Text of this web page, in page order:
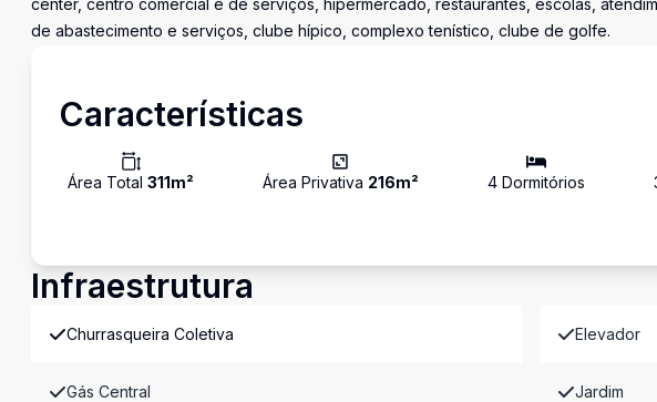
center, centro comercial e de serviços, hipermercado, restaurantes, escolas,
de abastecimento e serviços, clube hípico, complexo tenístico, clube de golfe.
Características
Área Total 311m² Área Privativa 216m² 4Dormitórios
Infraestrutura
Churrasqueira Coletiva Elevador
Gás Central Jardim